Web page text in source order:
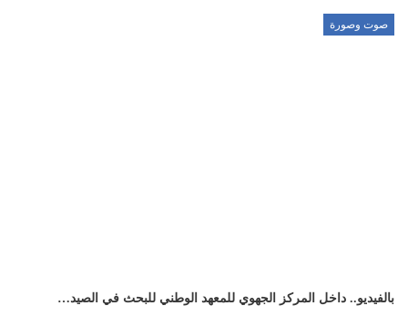
صوت وصورة
بالفيديو.. داخل المركز الجهوي للمعهد الوطني للبحث في الصيد…